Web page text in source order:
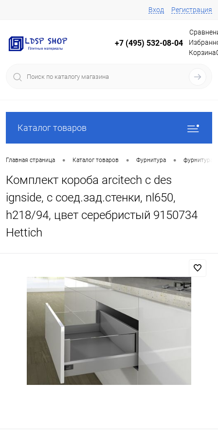
Вход Регистрация
+7 (495) 532-08-04
Корзина
Каталог товаров
Главная страница • Каталог товаров • Фурнитура • фурнитура
Комплект короба arcitech с des
ignside, с соед.зад.стенки, nl650,
h218/94, цвет серебристый 9150734
Hettich